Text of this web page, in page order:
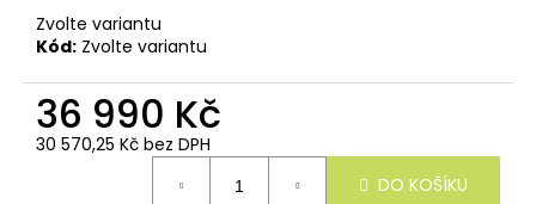
Zvolte variantu
Kód: Zvolte variantu
36 990 Kč
30 570,25 Kč bez DPH
DO KOŠÍKU
D
o
p
u